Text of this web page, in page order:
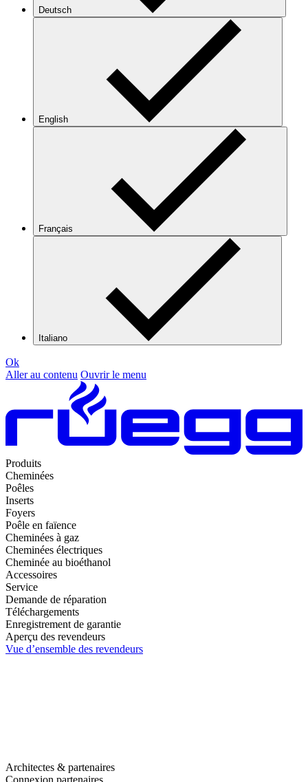
Deutsch
English
Français
Italiano
Ok
Aller au contenu Ouvrir le menu
Produits
Cheminées
Poêles
Inserts
Foyers
Poêle en faïence
Cheminées à gaz
Cheminées électriques
Cheminée au bioéthanol
Accessoires
Service
Demande de réparation
Téléchargements
Enregistrement de garantie
Aperçu des revendeurs
Vue d’ensemble des revendeurs
Architectes & partenaires
Connexion partenaires